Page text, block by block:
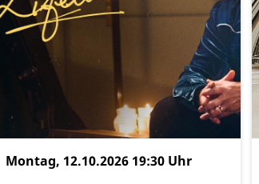
Montag, 12.10.2026 19:30 Uhr